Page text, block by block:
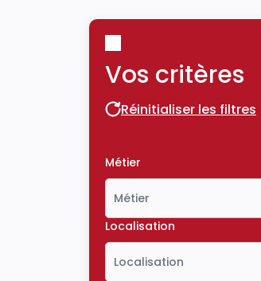
Vos critères
Réinitialiser
Réinitialiser les filtres
Métier
Localisation